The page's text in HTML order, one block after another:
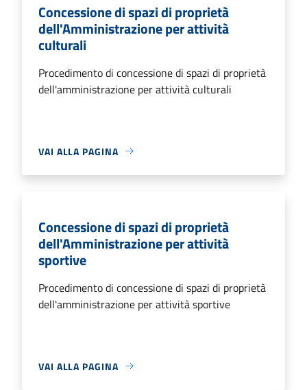
Concessione di spazi di proprietà
dell'Amministrazione per attività
culturali
Procedimento di concessione di spazi di proprietà
dell'amministrazione per attività culturali
VAI ALLA PAGINA
Concessione di spazi di proprietà
dell'Amministrazione per attività
sportive
Procedimento di concessione di spazi di proprietà
dell'amministrazione per attività sportive
VAI ALLA PAGINA